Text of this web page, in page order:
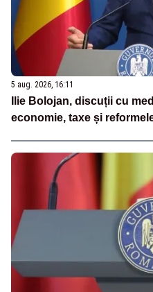
5 aug. 2026, 16:11
Ilie Bolojan, discuții cu
economie, taxe și